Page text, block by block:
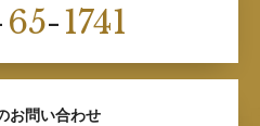
65-1741
お問い合わせ